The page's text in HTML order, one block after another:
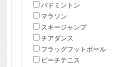
バドミントン
マラソン
スキージャンプ
チアダンス
フラッグフットボール
ビーチテニス